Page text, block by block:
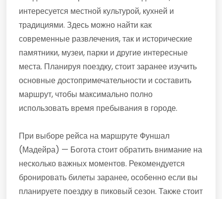
интересуется местной культурой, кухней и
традициями. Здесь можно найти как
современные развлечения, так и исторические
памятники, музеи, парки и другие интересные
места. Планируя поездку, стоит заранее изучить
основные достопримечательности и составить
маршрут, чтобы максимально полно
использовать время пребывания в городе.
При выборе рейса на маршруте Фуншал
(Мадейра) — Богота стоит обратить внимание на
несколько важных моментов. Рекомендуется
бронировать билеты заранее, особенно если вы
планируете поездку в пиковый сезон. Также стоит